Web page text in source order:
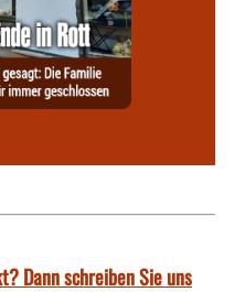
Dann schreiben Sie uns